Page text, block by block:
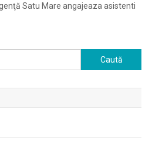
Satu Mare angajeaza asistenti
Caută
după: